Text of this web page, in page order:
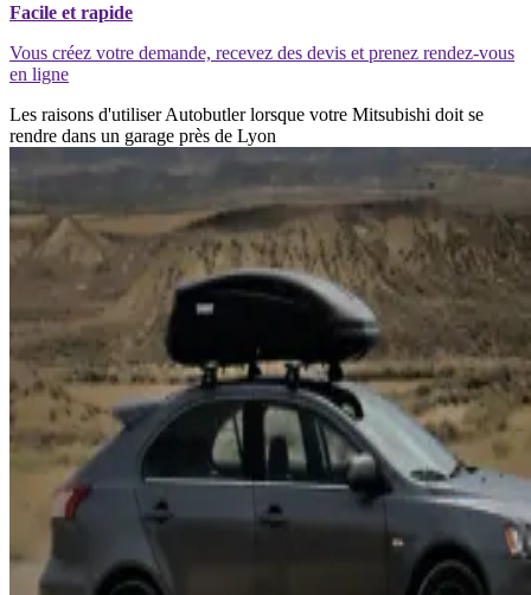
Facile et rapide
Vous créez votre demande, recevez des devis et prenez rendez-vous
en ligne
Les raisons d'utiliser Autobutler lorsque votre Mitsubishi doit se
rendre dans un garage près de Lyon